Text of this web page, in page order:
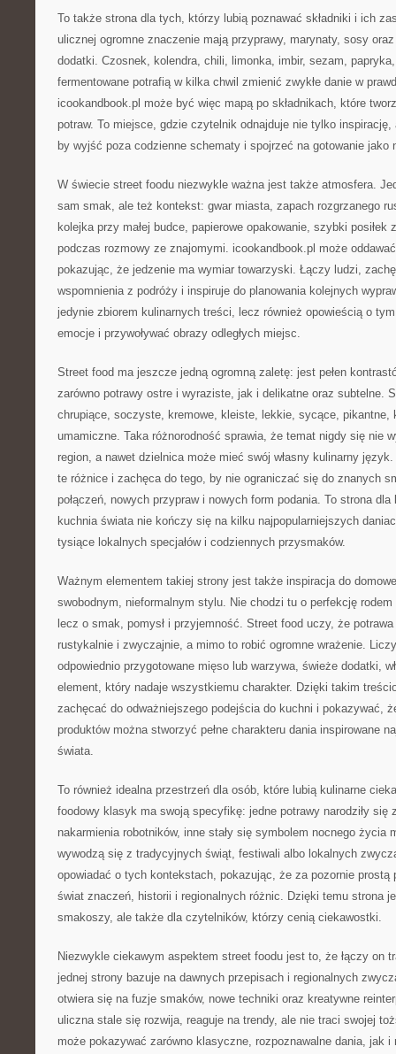
To także strona dla tych, którzy lubią poznawać składniki i ich
ulicznej ogromne znaczenie mają przyprawy, marynaty, sosy
dodatki. Czosnek, kolendra, chili, limonka, imbir, sezam,
fermentowane potrafią w kilka chwil zmienić zwykłe danie w
icookandbook.pl może być więc mapą po składnikach, które
potraw. To miejsce, gdzie czytelnik odnajduje nie tylko
by wyjść poza codzienne schematy i spojrzeć na gotowanie jako
W świecie street foodu niezwykle ważna jest także atmosfera.
sam smak, ale też kontekst: gwar miasta, zapach rozgrzanego
kolejka przy małej budce, papierowe opakowanie, szybki posiłek
podczas rozmowy ze znajomymi. icookandbook.pl może
pokazując, że jedzenie ma wymiar towarzyski. Łączy ludzi,
wspomnienia z podróży i inspiruje do planowania kolejnych
jedynie zbiorem kulinarnych treści, lecz również opowieścią o
emocje i przywoływać obrazy odległych miejsc.
Street food ma jeszcze jedną ogromną zaletę: jest pełen
zarówno potrawy ostre i wyraziste, jak i delikatne oraz subtelne.
chrupiące, soczyste, kremowe, kleiste, lekkie, sycące, pikantne,
umamiczne. Taka różnorodność sprawia, że temat nigdy się nie
region, a nawet dzielnica może mieć swój własny kulinarny
te różnice i zachęca do tego, by nie ograniczać się do znanych
połączeń, nowych przypraw i nowych form podania. To strona
kuchnia świata nie kończy się na kilku najpopularniejszych
tysiące lokalnych specjałów i codziennych przysmaków.
Ważnym elementem takiej strony jest także inspiracja do
swobodnym, nieformalnym stylu. Nie chodzi tu o perfekcję
lecz o smak, pomysł i przyjemność. Street food uczy, że
rustykalnie i zwyczajnie, a mimo to robić ogromne wrażenie.
odpowiednio przygotowane mięso lub warzywa, świeże dodatki,
element, który nadaje wszystkiemu charakter. Dzięki takim
zachęcać do odważniejszego podejścia do kuchni i pokazywać,
produktów można stworzyć pełne charakteru dania inspirowane
świata.
To również idealna przestrzeń dla osób, które lubią kulinarne
foodowy klasyk ma swoją specyfikę: jedne potrawy narodziły się
nakarmienia robotników, inne stały się symbolem nocnego życia
wywodzą się z tradycyjnych świąt, festiwali albo lokalnych
opowiadać o tych kontekstach, pokazując, że za pozornie prostą
świat znaczeń, historii i regionalnych różnic. Dzięki temu strona
smakoszy, ale także dla czytelników, którzy cenią ciekawostki.
Niezwykle ciekawym aspektem street foodu jest to, że łączy on
jednej strony bazuje na dawnych przepisach i regionalnych
otwiera się na fuzje smaków, nowe techniki oraz kreatywne
uliczna stale się rozwija, reaguje na trendy, ale nie traci swojej
może pokazywać zarówno klasyczne, rozpoznawalne dania, jak i